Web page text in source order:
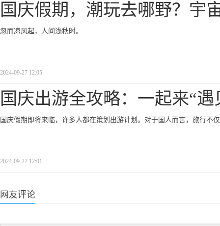
国庆假期，潮玩去哪野？宇
忽而凉风起，人间浅秋时。
2024-09-27 12:05
国庆出游全攻略：一起来“遇
国庆假期即将来临，许多人都在策划出游计划。对于国人而言，旅行不
2024-09-27 12:01
网友评论